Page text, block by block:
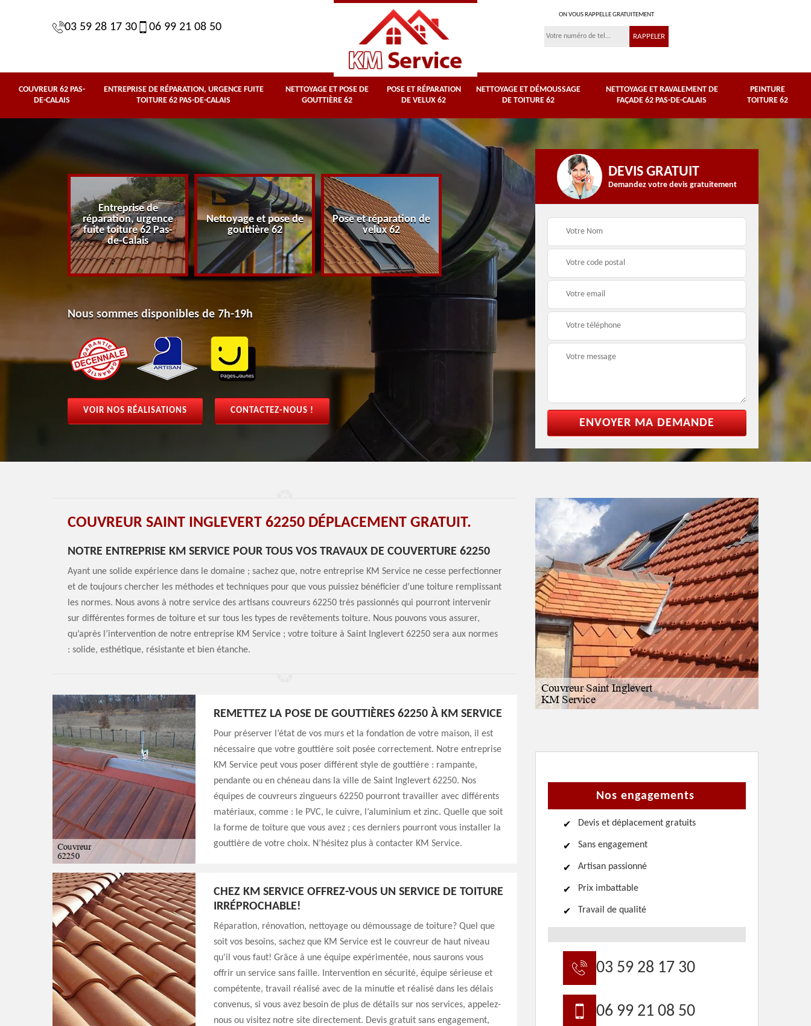
03 59 28 17 30 06 99 21 08 50
ON VOUS RAPPELLE GRATUITEMENT
COUVREUR 62 PAS-
DE-CALAIS
ENTREPRISE DE RÉPARATION, URGENCE FUITE
TOITURE 62 PAS-DE-CALAIS
NETTOYAGE ET POSE DE
GOUTTIÈRE 62
POSE ET RÉPARATION
DE VELUX 62
NETTOYAGE ET DÉMOUSSAGE
DE TOITURE 62
NETTOYAGE ET RAVALEMENT DE
FAÇADE 62 PAS-DE-CALAIS
PEINTURE
TOITURE 62
Entreprise de
réparation, urgence
fuite toiture 62 Pas-
de-Calais
Nettoyage et pose de
gouttière 62
Pose et réparation de
velux 62
Nettoyage et
démoussage de
toiture 62
62 Pas-de-Calais
Nous sommes disponibles de 7h-19h
VOIR NOS RÉALISATIONS CONTACTEZ-NOUS !
DEVIS GRATUIT
Demandez votre devis gratuitement
COUVREUR SAINT INGLEVERT 62250 DÉPLACEMENT GRATUIT.
NOTRE ENTREPRISE KM SERVICE POUR TOUS VOS TRAVAUX DE COUVERTURE 62250
Ayant une solide expérience dans le domaine ; sachez que, notre entreprise KM Service ne cesse perfectionner
et de toujours chercher les méthodes et techniques pour que vous puissiez bénéficier d’une toiture remplissant
les normes. Nous avons à notre service des artisans couvreurs 62250 très passionnés qui pourront intervenir
sur différentes formes de toiture et sur tous les types de revêtements toiture. Nous pouvons vous assurer,
qu’après l’intervention de notre entreprise KM Service ; votre toiture à Saint Inglevert 62250 sera aux normes
: solide, esthétique, résistante et bien étanche.
REMETTEZ LA POSE DE GOUTTIÈRES 62250 À KM SERVICE
Pour préserver l’état de vos murs et la fondation de votre maison, il est
nécessaire que votre gouttière soit posée correctement. Notre entreprise
KM Service peut vous poser différent style de gouttière : rampante,
pendante ou en chéneau dans la ville de Saint Inglevert 62250. Nos
équipes de couvreurs zingueurs 62250 pourront travailler avec différents
matériaux, comme : le PVC, le cuivre, l’aluminium et zinc. Quelle que soit
la forme de toiture que vous avez ; ces derniers pourront vous installer la
gouttière de votre choix. N’hésitez plus à contacter KM Service.
CHEZ KM SERVICE OFFREZ-VOUS UN SERVICE DE TOITURE
IRRÉPROCHABLE!
Réparation, rénovation, nettoyage ou démoussage de toiture? Quel que
soit vos besoins, sachez que KM Service est le couvreur de haut niveau
qu'il vous faut! Grâce à une équipe expérimentée, nous saurons vous
offrir un service sans faille. Intervention en sécurité, équipe sérieuse et
compétente, travail réalisé avec de la minutie et réalisé dans les délais
convenus, si vous avez besoin de plus de détails sur nos services, appelez-
nous ou visitez notre site directement. Devis gratuit sans engagement,
Nos engagements
Devis et déplacement gratuits
Sans engagement
Artisan passionné
Prix imbattable
Travail de qualité
03 59 28 17 30
06 99 21 08 50